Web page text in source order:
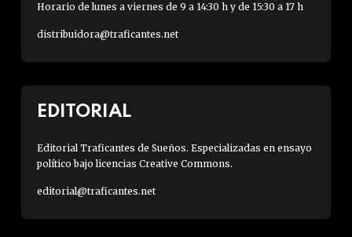
Horario de lunes a viernes de 9 a 14:30 h y de 15:30 a 17 h
distribuidora@traficantes.net
EDITORIAL
Editorial Traficantes de Sueños. Especializadas en ensayo
político bajo licencias Creative Commons.
editorial@traficantes.net